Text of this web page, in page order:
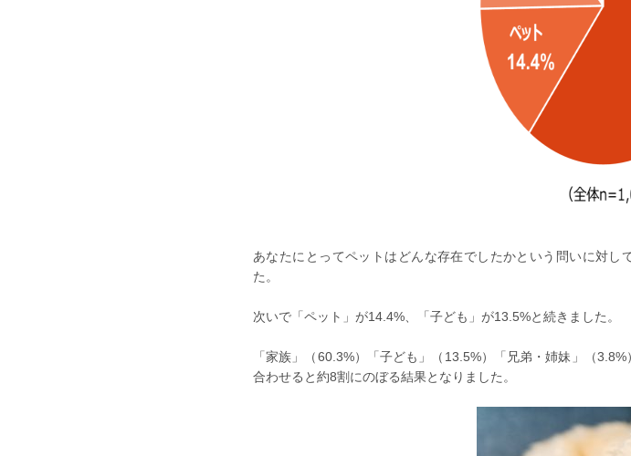
あなたにとってペットはどんな存在でしたかという問いに対
た。
次いで「ペット」が14.4%、「子ども」が13.5%と続きました。
「家族」（60.3%）「子ども」（13.5%）「兄弟・姉妹」（
合わせると約8割にのぼる結果となりました。